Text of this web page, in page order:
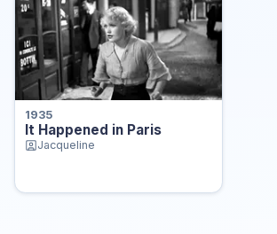
1935
It Happened in Paris
Jacqueline